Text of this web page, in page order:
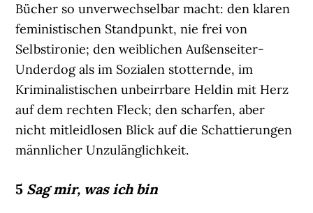
Bücher so unverwechselbar macht: den klaren
feministischen Standpunkt, nie frei von
Selbstironie; den weiblichen Außenseiter-
Underdog als im Sozialen stotternde, im
Kriminalistischen unbeirrbare Heldin mit Herz
auf dem rechten Fleck; den scharfen, aber
nicht mitleidlosen Blick auf die Schattierungen
männlicher Unzulänglichkeit.
5 Sag mir, was ich bin